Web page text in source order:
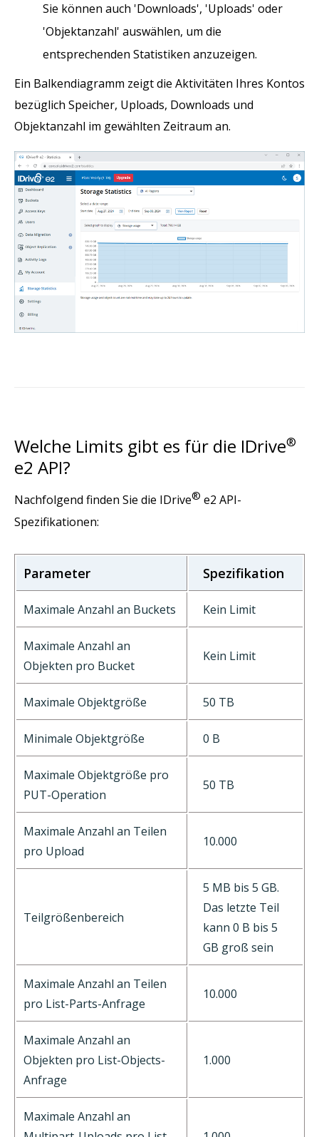
Sie können auch 'Downloads', 'Uploads' oder
'Objektanzahl' auswählen, um die
entsprechenden Statistiken anzuzeigen.
Ein Balkendiagramm zeigt die Aktivitäten Ihres Kontos
bezüglich Speicher, Uploads, Downloads und
Objektanzahl im gewählten Zeitraum an.
Welche Limits gibt es für die IDrive®
e2 API?
Nachfolgend finden Sie die IDrive® e2 API-
Spezifikationen:
Parameter Spezifikation
Maximale Anzahl an Buckets Kein Limit
Maximale Anzahl an
Objekten pro Bucket
Kein Limit
Maximale Objektgröße 50 TB
Minimale Objektgröße 0 B
Maximale Objektgröße pro
PUT-Operation
50 TB
Maximale Anzahl an Teilen
pro Upload
10.000
Teilgrößenbereich
5 MB bis 5 GB.
Das letzte Teil
kann 0 B bis 5
GB groß sein
Maximale Anzahl an Teilen
pro List-Parts-Anfrage
10.000
Maximale Anzahl an
Objekten pro List-Objects-
Anfrage
1.000
Maximale Anzahl an